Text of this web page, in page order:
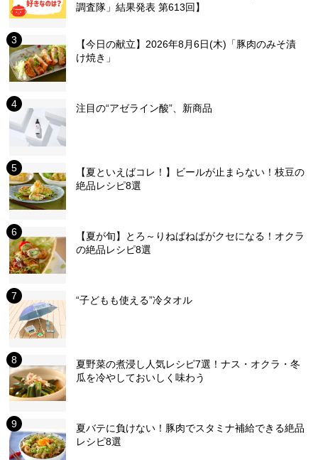
調査隊」結果発表 第613回】
【今日の献立】2026年8月6日(木)「豚肉のみそ漬
け焼き」
注目の“アゼライン酸”、新商品
【夏といえばコレ！】ビールが止まらない！枝豆の
絶品レシピ8選
【夏が旬】とろ～りねばねばがクセになる！オクラ
の絶品レシピ8選
“子どもも使える”冷タオル
夏野菜の煮浸し人気レシピ7選！ナス・オクラ・冬
瓜を冷やしておいしく味わう
夏バテに負けない！豚肉でスタミナ補給できる絶品
レシピ8選